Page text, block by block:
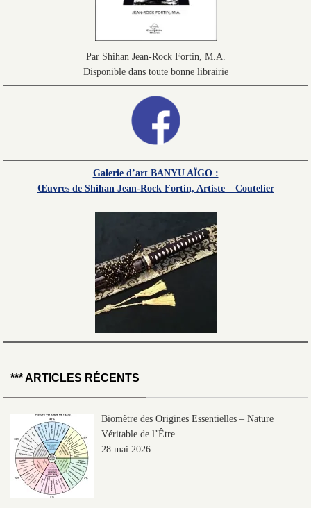
Par Shihan Jean-Rock Fortin, M.A.
Disponible dans toute bonne librairie
Galerie d’art BANYU AÏGO :
Œuvres de Shihan Jean-Rock Fortin, Artiste – Coutelier
*** ARTICLES RÉCENTS
Biomètre des Origines Essentielles – Nature
Véritable de l’Être
28 mai 2026